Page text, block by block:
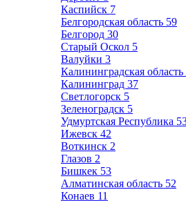
Каспийск 7
Белгородская область 59
Белгород 30
Старый Оскол 5
Валуйки 3
Калининградская область
Калининград 37
Светлогорск 5
Зеленоградск 5
Удмуртская Республика
Ижевск 42
Воткинск 2
Глазов 2
Бишкек 53
Алматинская область 52
Конаев 11